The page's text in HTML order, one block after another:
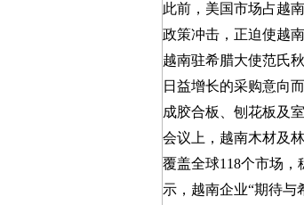
此前，美国市场占越
政策冲击，正迫使越
越南驻希腊大使范氏
日益增长的采购意向
成胶合板、刨花板及
会议上，越南木材及
覆盖全球118个市场
示，越南企业“期待